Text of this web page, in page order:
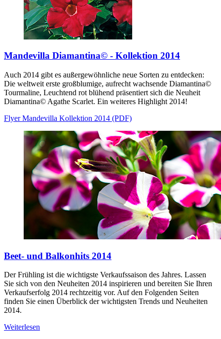
Mandevilla Diamantina© - Kollektion 2014
Auch 2014 gibt es außergewöhnliche neue Sorten zu entdecken:
Die weltweit erste großblumige, aufrecht wachsende Diamantina©
Tourmaline, Leuchtend rot blühend präsentiert sich die Neuheit
Diamantina© Agathe Scarlet. Ein weiteres Highlight 2014!
Flyer Mandevilla Kollektion 2014 (PDF)
Beet- und Balkonhits 2014
Der Frühling ist die wichtigste Verkaufssaison des Jahres. Lassen
Sie sich von den Neuheiten 2014 inspirieren und bereiten Sie Ihren
Verkaufserfolg 2014 rechtzeitig vor. Auf den Folgenden Seiten
finden Sie einen Überblick der wichtigsten Trends und Neuheiten
2014.
Weiterlesen